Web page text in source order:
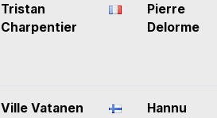
Tristan
Charpentier
Pierre
Delorme
Ville Vatanen
Hannu